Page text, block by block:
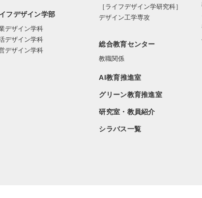
フデザイン学部
デザイン学科
デザイン学科
デザイン学科
［ライフデザイン学研究科］
デザイン工学専攻
総合教育センター
教職関係
AI教育推進室
グリーン教育推進室
研究室・教員紹介
シラバス一覧